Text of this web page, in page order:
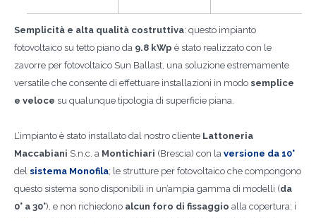
Semplicità e alta qualità costruttiva: questo impianto
fotovoltaico su tetto piano da 9.8 kWp è stato realizzato con le
zavorre per fotovoltaico Sun Ballast, una soluzione estremamente
versatile che consente di effettuare installazioni in modo semplice
e veloce su qualunque tipologia di superficie piana.
L’impianto è stato installato dal nostro cliente Lattoneria
Maccabiani S.n.c. a Montichiari (Brescia) con la versione da 10°
del sistema Monofila; le strutture per fotovoltaico che compongono
questo sistema sono disponibili in un’ampia gamma di modelli (da
0° a 30°), e non richiedono alcun foro di fissaggio alla copertura: i